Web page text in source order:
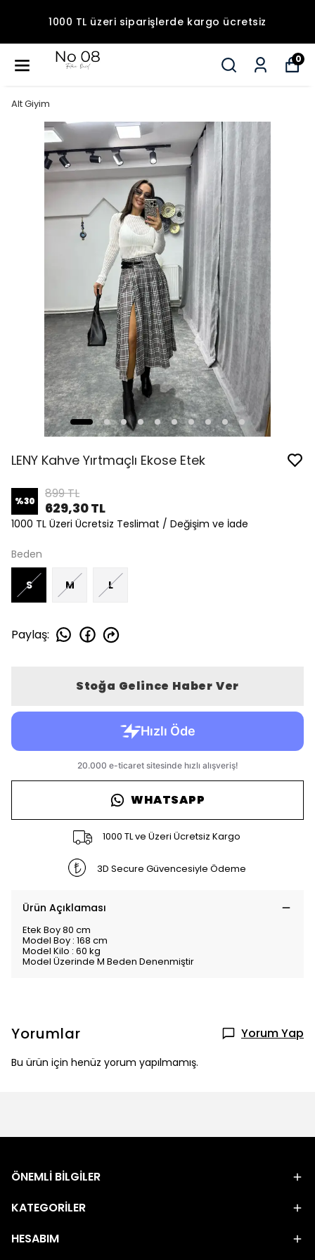
1000 TL üzeri siparişlerde kargo ücretsiz
0
Alt Giyim
LENY Kahve Yırtmaçlı Ekose Etek
%30 899 TL
629,30 TL
1000 TL Üzeri Ücretsiz Teslimat / Değişim ve İade
Beden
S M L
Paylaş:
Stoğa Gelince Haber Ver
WHATSAPP
1000 TL ve Üzeri Ücretsiz Kargo
3D Secure Güvencesiyle Ödeme
Ürün Açıklaması
Etek Boy 80 cm
Model Boy : 168 cm
Model Kilo : 60 kg
Model Üzerinde M Beden Denenmiştir
Yorumlar Yorum Yap
Bu ürün için henüz yorum yapılmamış.
ÖNEMLİ BİLGİLER
KATEGORİLER
HESABIM